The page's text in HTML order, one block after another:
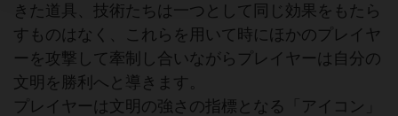
きた道具、技術たちは一つとして同じ効果をもたら
すものはなく、これらを用いて時にほかのプレイヤ
ーを攻撃して牽制し合いながらプレイヤーは自分の
文明を勝利へと導きます。
プレイヤーは文明の強さの指標となる「アイコン」